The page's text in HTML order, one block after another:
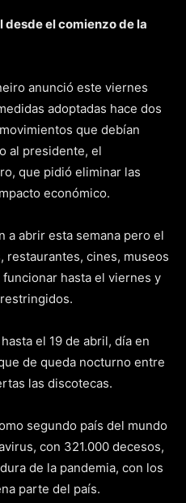
desde el comienzo de la
anunció este viernes
adoptadas hace dos
que debían
al presidente, el
que pidió eliminar las
económico.
a abrir esta semana pero el
restaurantes, cines, museos
hasta el viernes y
el 19 de abril, día en
de queda nocturno entre
las discotecas.
segundo país del mundo
con 321.000 decesos,
de la pandemia, con los
parte del país.